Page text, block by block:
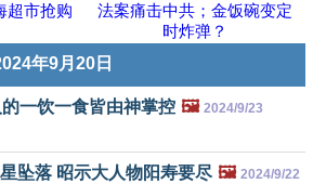
超市抢购
法案痛击中共；金饭碗变定
时炸弹？
年9月20日
一饮一食皆由神掌控 🖼️ 2024/9/23
坠落 昭示大人物阳寿要尽 🖼️ 2024/9/22